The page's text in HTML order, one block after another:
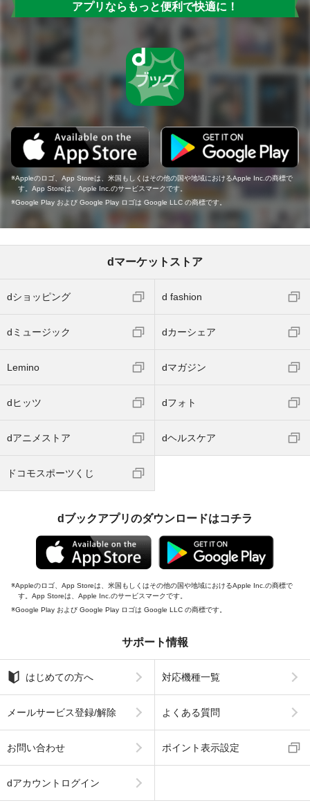
アプリならもっと便利で快適に！
Appleのロゴ、App Storeは、米国もしくはその他の国や地域におけるApple Inc.の商標で
す。App Storeは、Apple Inc.のサービスマークです。
Google Play および Google Play ロゴは Google LLC の商標です。
dマーケットストア
dショッピング d fashion
dミュージック dカーシェア
Lemino dマガジン
dヒッツ dフォト
dアニメストア dヘルスケア
ドコモスポーツくじ
dブックアプリのダウンロードはコチラ
Appleのロゴ、App Storeは、米国もしくはその他の国や地域におけるApple Inc.の商標で
す。App Storeは、Apple Inc.のサービスマークです。
Google Play および Google Play ロゴは Google LLC の商標です。
サポート情報
はじめての方へ 対応機種一覧
メールサービス登録/解除 よくある質問
お問い合わせ ポイント表示設定
dアカウントログイン